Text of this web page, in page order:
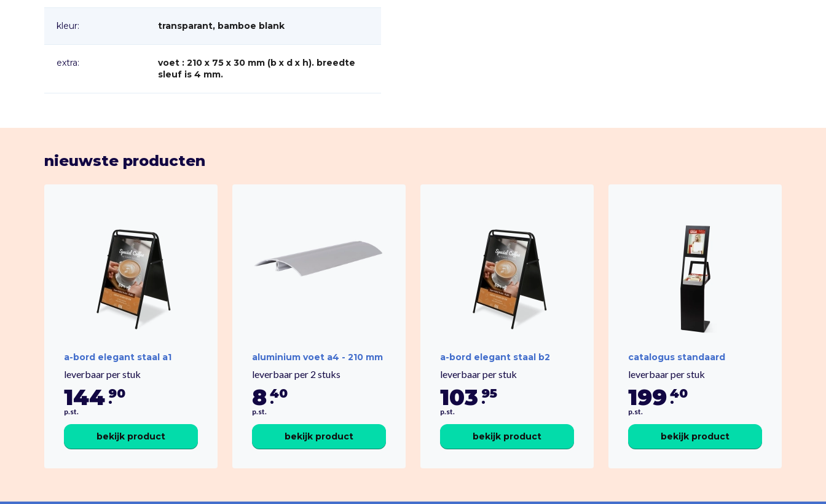
barsten of breken als het van de tafel valt.
✅ Breedte van de Sleuf:
De perfecte sleufbreedte van 4 mm zorgt voor veilige bevestiging van uw kaarten
kleur: transparant, bamboe blank
extra:
voet : 210 x 75 x 30 mm (b x d x h). breedte
sleuf is 4 mm.
nieuwste producten
a-bord elegant staal a1
leverbaar per stuk
144 .
90
p.st.
bekijk product
aluminium voet a4 - 210 mm
leverbaar per 2 stuks
8 .
40
p.st.
bekijk product
a-bord elegant staal b2
leverbaar per stuk
103 .
95
p.st.
bekijk product
catalogus standaard
leverbaar per stuk
199 .
40
p.st.
bekijk product